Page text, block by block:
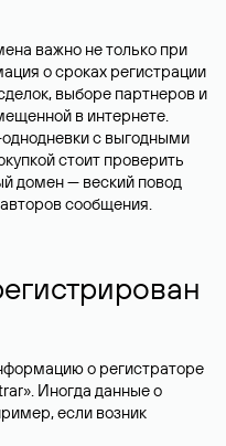
важно не только при
о сроках регистрации
выборе партнеров и
в интернете.
с выгодными
стоит проверить
домен — веский повод
сообщения.
о регистраторе
Иногда данные о
если возник